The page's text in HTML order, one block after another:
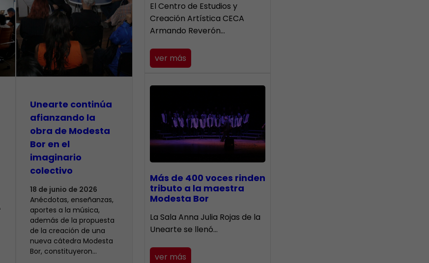
Unearte continúa
afianzando la
obra de Modesta
Bor en el
imaginario
colectivo
18 de junio de 2026
Anécdotas, enseñanzas,
aportes a la música,
además de la propuesta
de la creación de una
nueva cátedra Modesta
Bor, constituyeron…
El Centro de Estudios y
Creación Artística CECA
Armando Reverón…
ver más
Más de 400 voces rinden
tributo a la maestra
Modesta Bor
​La Sala Anna Julia Rojas de la
Unearte se llenó…
ver más